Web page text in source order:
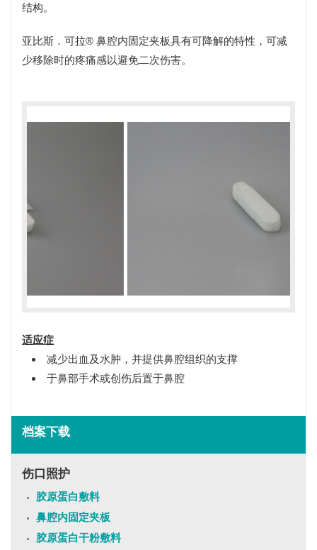
结构。
亚比斯．可拉® 鼻腔内固定夹板具有可降解的特性，可减
少移除时的疼痛感以避免二次伤害。
适应症
减少出血及水肿，并提供鼻腔组织的支撑
于鼻部手术或创伤后置于鼻腔
档案下载
伤口照护
胶原蛋白敷料
鼻腔内固定夹板
胶原蛋白干粉敷料